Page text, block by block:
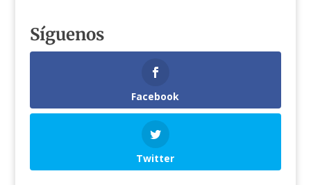
Síguenos
Facebook
Twitter